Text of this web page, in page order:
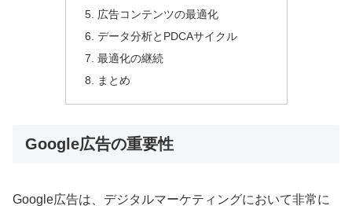
広告コンテンツの最適化
データ分析とPDCAサイクル
最適化の継続
まとめ
Google広告の重要性
Google広告は、デジタルマーケティングにおいて非常に